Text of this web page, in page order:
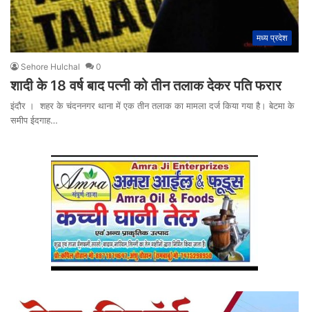
मध्य प्रदेश
Sehore Hulchal 0
शादी के 18 वर्ष बाद पत्‍नी को तीन तलाक देकर पति फरार
इंदौर । शहर के चंदननगर थाना में एक तीन तलाक का मामला दर्ज किया गया है। बेटमा के
समीप ईदगाह…